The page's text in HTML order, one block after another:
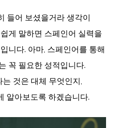
들어 보셨을거라 생각이
게 말하면 스페인어 실력을
니다. 아마 스페인어를 통해
꼭 필요한 성적입니다.
는 것은 대체 무엇인지
알아보도록 하겠습니다.